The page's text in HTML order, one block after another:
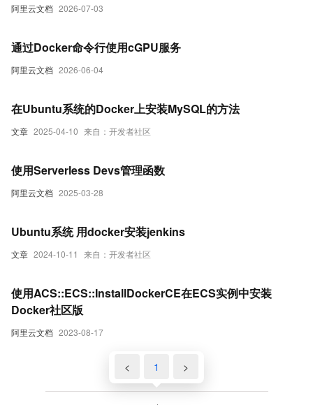
阿里云文档 2026-07-03
阿里云文档 2026-06-04
通过Docker命令行使用cGPU服务
文章 2025-04-10 来自：开发者社区
在Ubuntu系统的Docker上安装MySQL的方法
阿里云文档 2025-03-28
使用Serverless Devs管理函数
文章 2024-10-11 来自：开发者社区
Ubuntu系统 用docker安装jenkins
阿里云文档 2023-08-17
使用ACS::ECS::InstallDockerCE在ECS实例中安装
Docker社区版
< 1 >